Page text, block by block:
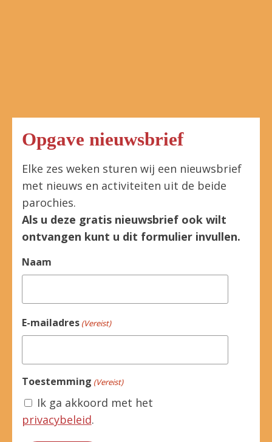
Opgave nieuwsbrief
Elke zes weken sturen wij een nieuwsbrief
met nieuws en activiteiten uit de beide
parochies.
Als u deze gratis nieuwsbrief ook wilt
ontvangen kunt u dit formulier invullen.
Naam
E-mailadres (Vereist)
Toestemming (Vereist)
Ik ga akkoord met het
privacybeleid.